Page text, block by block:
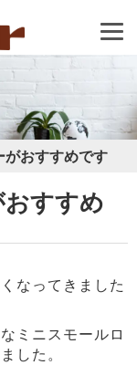
がおすすめです
すすめ
なってきました
ミニスモールロ
した。